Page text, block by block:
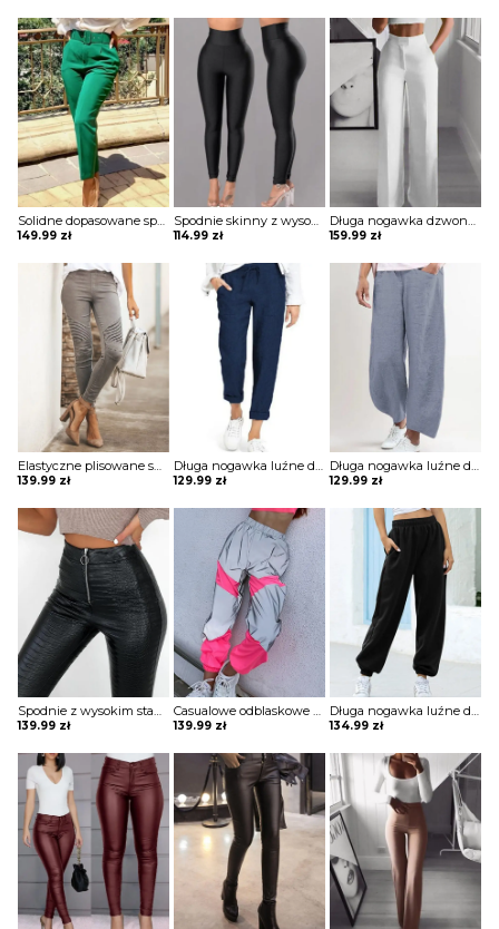
Solidne dopasowane spodnie z kieszeniami Thordis
149.99 zł
Spodnie skinny z wysokim stanem Meltem
114.99 zł
Długa nogawka dzwony szerokie luźne jednolite wysoki stan bez wzoru pas eleganckie casual spodnie Golda
159.99 zł
Elastyczne plisowane spodnie zapinane na suwak szorty Belicia
139.99 zł
Długa nogawka luźne dresowe wiązane jednolite wygodne ściągacz casual spodnie Darcie
129.99 zł
Długa nogawka luźne dresowe szerokie jednolite bez wzoru ściągacz wiązane kieszenie casual spodnie Klaarke
129.99 zł
Spodnie z wysokim stanem ze sztucznej skóry Melantha
139.99 zł
Casualowe odblaskowe spodnie dresowe colorblock szorty Deonna
139.99 zł
Długa nogawka luźne dresowe jednolite bez wzoru ściągacz wiązane kieszenie casual spodnie Iyana
134.99 zł